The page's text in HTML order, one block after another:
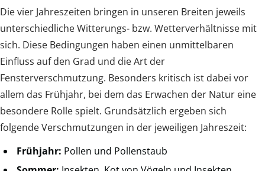
Die vier Jahreszeiten bringen in unseren Breiten jeweils
unterschiedliche Witterungs- bzw. Wetterverhältnisse mit
sich. Diese Bedingungen haben einen unmittelbaren
Einfluss auf den Grad und die Art der
Fensterverschmutzung. Besonders kritisch ist dabei vor
allem das Frühjahr, bei dem das Erwachen der Natur eine
besondere Rolle spielt. Grundsätzlich ergeben sich
folgende Verschmutzungen in der jeweiligen Jahreszeit:
Frühjahr: Pollen und Pollenstaub